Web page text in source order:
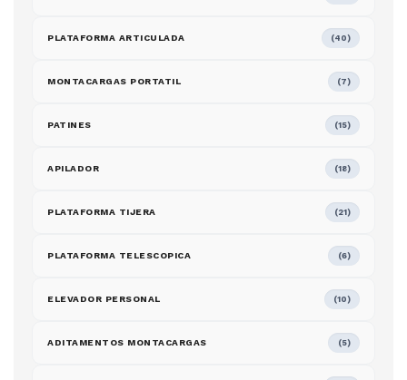
PLATAFORMA ARTICULADA (40)
MONTACARGAS PORTATIL (7)
PATINES (15)
APILADOR (18)
PLATAFORMA TIJERA (21)
PLATAFORMA TELESCOPICA (6)
ELEVADOR PERSONAL (10)
ADITAMENTOS MONTACARGAS (5)